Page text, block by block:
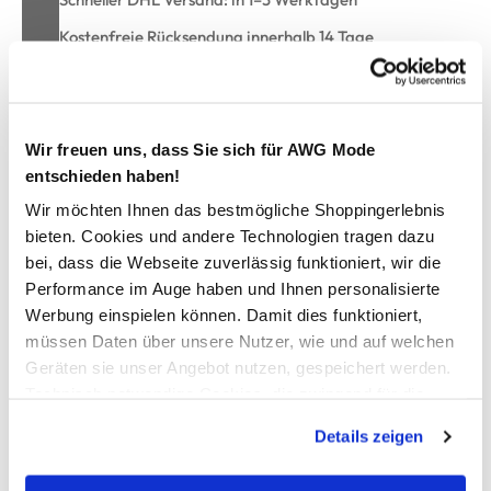
Wir freuen uns, dass Sie sich für AWG Mode
entschieden haben!
Wir möchten Ihnen das bestmögliche Shoppingerlebnis
bieten. Cookies und andere Technologien tragen dazu
bei, dass die Webseite zuverlässig funktioniert, wir die
Performance im Auge haben und Ihnen personalisierte
Werbung einspielen können. Damit dies funktioniert,
müssen Daten über unsere Nutzer, wie und auf welchen
Geräten sie unser Angebot nutzen, gespeichert werden.
werden, werden bei der Nutzung der Webseite auf jeden
Fall gesetzt. Cookies von Drittanbietern für Analyse- oder
Details zeigen
Kostenfreie Rücksendung innerhalb 14 Tage
Kostenlose Filiallieferung in Ihre Wunschfiliale
Zur Wunschliste hinzufügen
Damen Struktur Shirt mit 3/4 Arm
hübsches Shirt mit Ottoman-Rippe von Sure
runder Halsausschnitt
3/4 lange Ärmel
AWG Artikelnummer